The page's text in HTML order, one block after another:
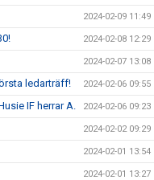
2024-02-09 11:49
2024-02-08 12:29
2024-02-07 13:08
ledarträff! 2024-02-06 09:55
IF herrar A. 2024-02-06 09:23
2024-02-02 09:29
2024-02-01 13:54
2024-02-01 13:27